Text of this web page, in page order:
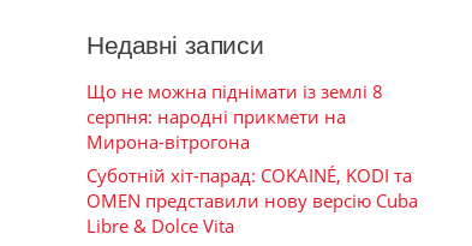
Недавні записи
Що не можна піднімати із землі 8
серпня: народні прикмети на
Мирона-вітрогона
Суботній хіт-парад: COKAINÉ, KODI та
OMEN представили нову версію Cuba
Libre & Dolce Vita